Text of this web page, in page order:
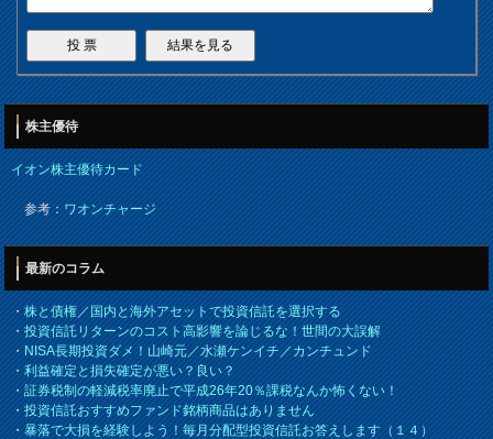
株主優待
イオン株主優待カード
参考：ワオンチャージ
最新のコラム
・株と債権／国内と海外アセットで投資信託を選択する
・投資信託リターンのコスト高影響を論じるな！世間の大誤解
・NISA長期投資ダメ！山崎元／水瀬ケンイチ／カンチュンド
・利益確定と損失確定が悪い？良い？
・証券税制の軽減税率廃止で平成26年20％課税なんか怖くない！
・投資信託おすすめファンド銘柄商品はありません
・暴落で大損を経験しよう！毎月分配型投資信託お答えします（１４）